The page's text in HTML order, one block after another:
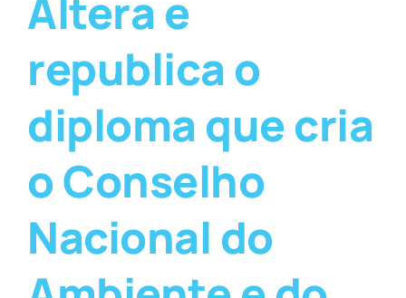
Altera e
republica o
diploma que cria
o Conselho
Nacional do